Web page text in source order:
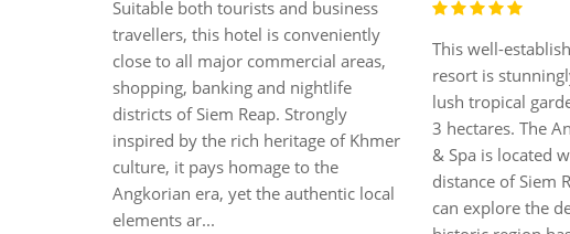
Advisor Angkor Villa & Angkor Tours
opened new hotel in a private villa
with Khmer style furniture familiar
atmosphere absolute quiet garden and
dustfree location. 7 minutes to Old
market and Pub Street with our free of
charge transportation. Easy to find
from Siem Reap on the road to the
peaceful and
Alliance Villa is
sanctuary
equipped with air
showers to
relaxing good
provides all